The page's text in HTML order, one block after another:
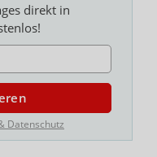
direkt in
Datenschutz